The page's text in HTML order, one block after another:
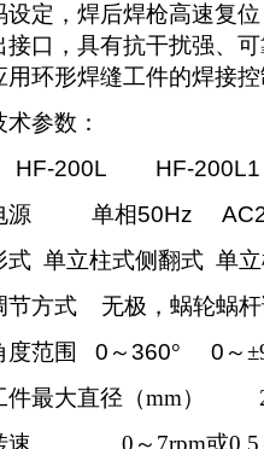
设定，焊后焊枪高速复
接口，具有抗干扰强、
用环形焊缝工件的焊接控
参数：
200L HF-
源
单相50Hz
式 单立柱式侧翻式 单
节方式
无极，蜗轮蜗
度范围
0 ～360° 0 ～
件最大直径（mm
速 0～7rpm或0.5